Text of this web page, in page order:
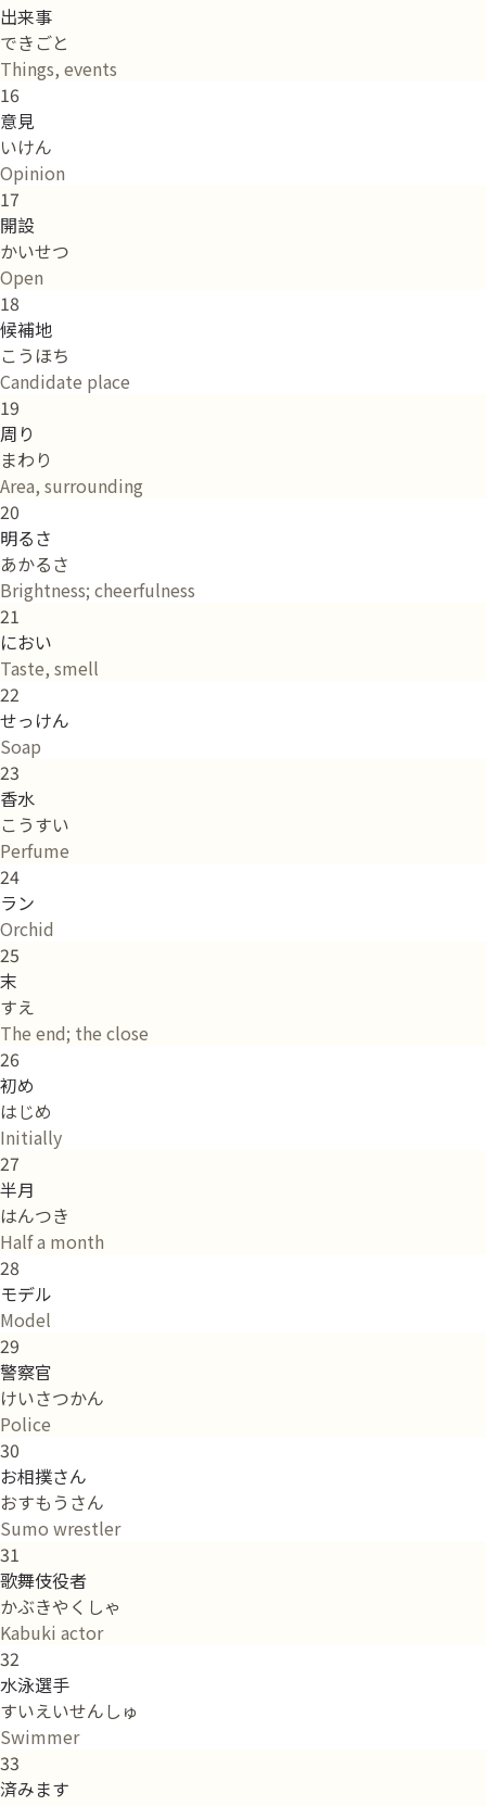
出来事
できごと
Things, events
16
意見
いけん
Opinion
17
開設
かいせつ
Open
18
候補地
こうほち
Candidate place
19
周り
まわり
Area, surrounding
20
明るさ
あかるさ
Brightness; cheerfulness
21
におい
Taste, smell
22
せっけん
Soap
23
香水
こうすい
Perfume
24
ラン
Orchid
25
末
すえ
The end; the close
26
初め
はじめ
Initially
27
半月
はんつき
Half a month
28
モデル
Model
29
警察官
けいさつかん
Police
30
お相撲さん
おすもうさん
Sumo wrestler
31
歌舞伎役者
かぶきやくしゃ
Kabuki actor
32
水泳選手
すいえいせんしゅ
Swimmer
33
済みます